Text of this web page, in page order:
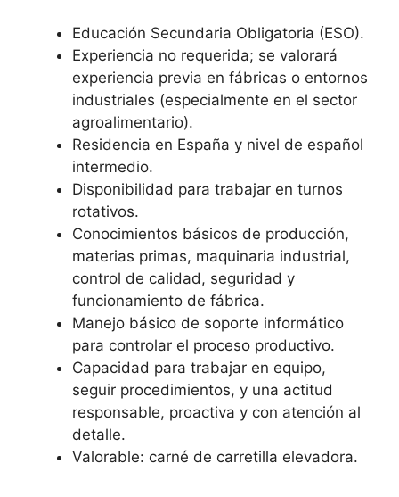
Educación Secundaria Obligatoria (ESO).
Experiencia no requerida; se valorará
experiencia previa en fábricas o entornos
industriales (especialmente en el sector
agroalimentario).
Residencia en España y nivel de español
intermedio.
Disponibilidad para trabajar en turnos
rotativos.
Conocimientos básicos de producción,
materias primas, maquinaria industrial,
control de calidad, seguridad y
funcionamiento de fábrica.
Manejo básico de soporte informático
para controlar el proceso productivo.
Capacidad para trabajar en equipo,
seguir procedimientos, y una actitud
responsable, proactiva y con atención al
detalle.
Valorable: carné de carretilla elevadora.